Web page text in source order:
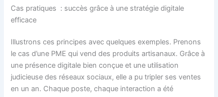
Cas pratiques : succès grâce à une stratégie digitale
efficace
Illustrons ces principes avec quelques exemples. Prenons
le cas d’une PME qui vend des produits artisanaux. Grâce à
une présence digitale bien conçue et une utilisation
judicieuse des réseaux sociaux, elle a pu tripler ses ventes
en un an. Chaque poste, chaque interaction a été